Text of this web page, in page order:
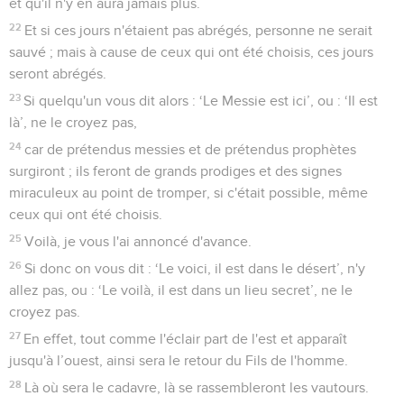
et qu'il n'y en aura jamais plus.
22 Et si ces jours n'étaient pas abrégés, personne ne serait
sauvé ; mais à cause de ceux qui ont été choisis, ces jours
seront abrégés.
23 Si quelqu'un vous dit alors : ‘Le Messie est ici’, ou : ‘Il est
là’, ne le croyez pas,
24 car de prétendus messies et de prétendus prophètes
surgiront ; ils feront de grands prodiges et des signes
miraculeux au point de tromper, si c'était possible, même
ceux qui ont été choisis.
25 Voilà, je vous l'ai annoncé d'avance.
26 Si donc on vous dit : ‘Le voici, il est dans le désert’, n'y
allez pas, ou : ‘Le voilà, il est dans un lieu secret’, ne le
croyez pas.
27 En effet, tout comme l'éclair part de l'est et apparaît
jusqu'à l’ouest, ainsi sera le retour du Fils de l'homme.
28 Là où sera le cadavre, là se rassembleront les vautours.